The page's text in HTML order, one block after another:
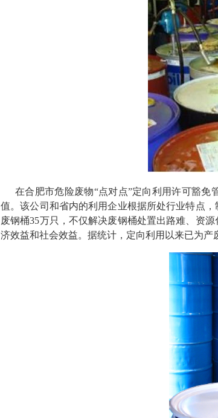
在合肥市危险废物“点对点”定向利用许可豁
值。该公司和省内的利用企业根据所处行业特点
废钢桶35万只，不仅解决废钢桶处置出路难、资
济效益和社会效益。据统计，定向利用以来已为产